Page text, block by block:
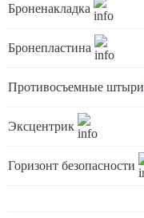
Броненакладка
Бронепластина
Противосъемные штыри
Эксцентрик
Горизонт безопасности